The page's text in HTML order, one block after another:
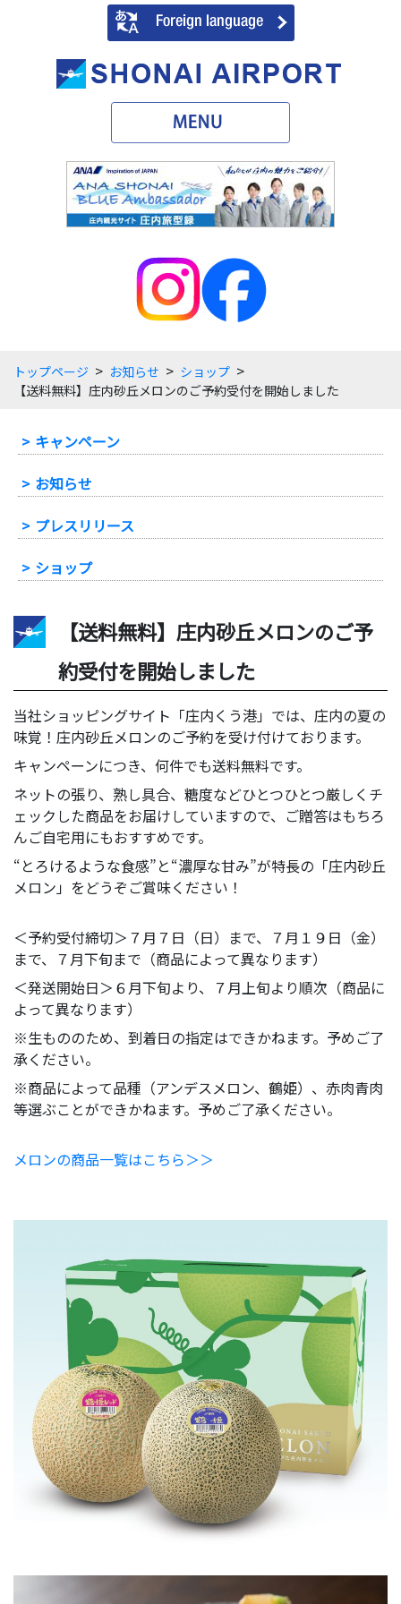
トップページ > お知らせ > ショップ >
【送料無料】庄内砂丘メロンのご予約受付を開始しました
キャンペーン
お知らせ
プレスリリース
ショップ
【送料無料】庄内砂丘メロンのご予
約受付を開始しました
当社ショッピングサイト「庄内くう港」では、庄内の夏の
味覚！庄内砂丘メロンのご予約を受け付けております。
キャンペーンにつき、何件でも送料無料です。
ネットの張り、熟し具合、糖度などひとつひとつ厳しくチ
ェックした商品をお届けしていますので、ご贈答はもちろ
んご自宅用にもおすすめです。
“とろけるような食感”と“濃厚な甘み”が特長の「庄内砂丘
メロン」をどうぞご賞味ください！
＜予約受付締切＞７月７日（日）まで、７月１９日（金）
まで、７月下旬まで（商品によって異なります）
＜発送開始日＞６月下旬より、７月上旬より順次（商品に
よって異なります）
※生もののため、到着日の指定はできかねます。予めご了
承ください。
※商品によって品種（アンデスメロン、鶴姫）、赤肉青肉
等選ぶことができかねます。予めご了承ください。
メロンの商品一覧はこちら＞＞